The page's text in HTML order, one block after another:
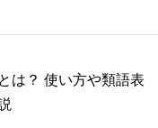
は？ 使い方や類語表